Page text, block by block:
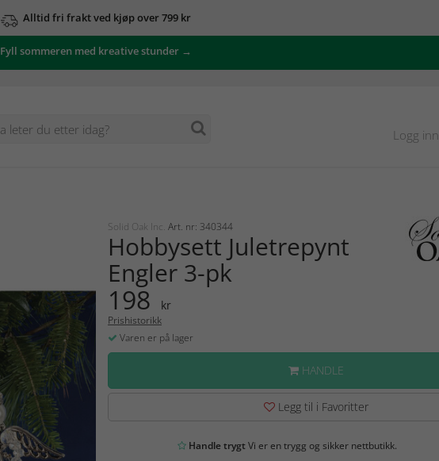
Alltid fri frakt ved kjøp over 799 kr
Fyll sommeren med kreative stunder →
Logg inn
Solid Oak Inc. Art. nr: 340344
Hobbysett Juletrepynt
Engler 3-pk
198 kr
Prishistorikk
Varen er på lager
HANDLE
Legg til i Favoritter
Handle trygtVi er en trygg og sikker nettbutikk.